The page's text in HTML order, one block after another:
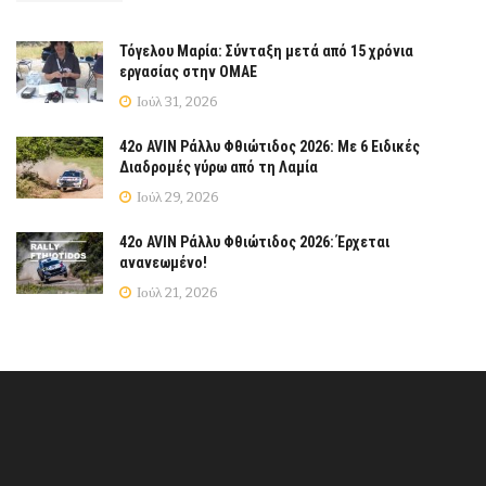
Τόγελου Μαρία: Σύνταξη μετά από 15 χρόνια
εργασίας στην ΟΜΑΕ
Ιούλ 31, 2026
42ο AVIN Ράλλυ Φθιώτιδος 2026: Με 6 Ειδικές
Διαδρομές γύρω από τη Λαμία
Ιούλ 29, 2026
42ο AVIN Ράλλυ Φθιώτιδος 2026: Έρχεται
ανανεωμένο!
Ιούλ 21, 2026